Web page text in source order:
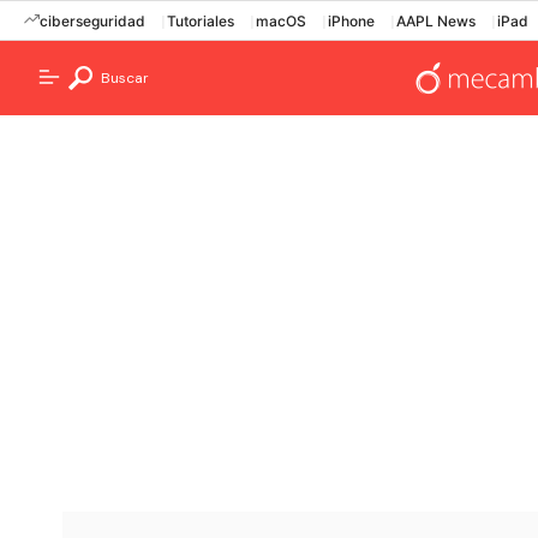
ciberseguridad Tutoriales macOS iPhone AAPL News iPad
Buscar